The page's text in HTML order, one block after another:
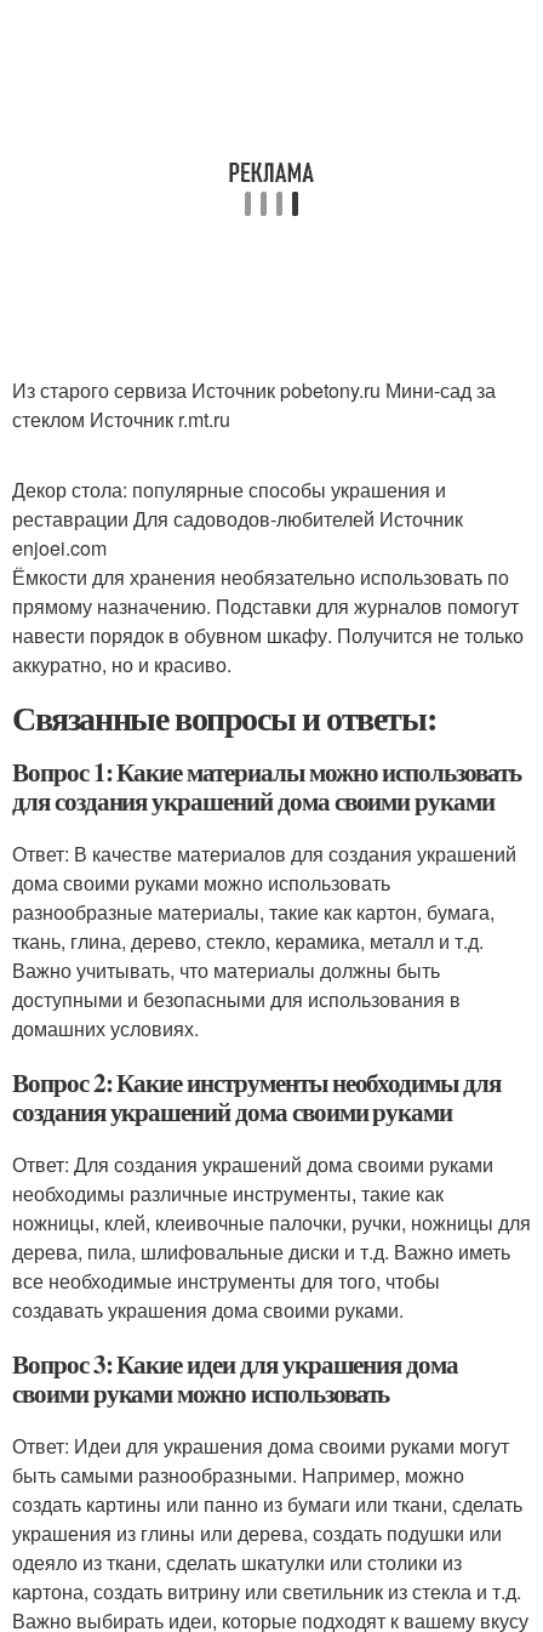
Из старого сервиза Источник pobetony.ru Мини-сад за
стеклом Источник r.mt.ru
Декор стола: популярные способы украшения и
реставрации Для садоводов-любителей Источник
enjoei.com
Ёмкости для хранения необязательно использовать по
прямому назначению. Подставки для журналов помогут
навести порядок в обувном шкафу. Получится не только
аккуратно, но и красиво.
Связанные вопросы и ответы:
Вопрос 1: Какие материалы можно использовать
для создания украшений дома своими руками
Ответ: В качестве материалов для создания украшений
дома своими руками можно использовать
разнообразные материалы, такие как картон, бумага,
ткань, глина, дерево, стекло, керамика, металл и т.д.
Важно учитывать, что материалы должны быть
доступными и безопасными для использования в
домашних условиях.
Вопрос 2: Какие инструменты необходимы для
создания украшений дома своими руками
Ответ: Для создания украшений дома своими руками
необходимы различные инструменты, такие как
ножницы, клей, клеивочные палочки, ручки, ножницы для
дерева, пила, шлифовальные диски и т.д. Важно иметь
все необходимые инструменты для того, чтобы
создавать украшения дома своими руками.
Вопрос 3: Какие идеи для украшения дома
своими руками можно использовать
Ответ: Идеи для украшения дома своими руками могут
быть самыми разнообразными. Например, можно
создать картины или панно из бумаги или ткани, сделать
украшения из глины или дерева, создать подушки или
одеяло из ткани, сделать шкатулки или столики из
картона, создать витрину или светильник из стекла и т.д.
Важно выбирать идеи, которые подходят к вашему вкусу